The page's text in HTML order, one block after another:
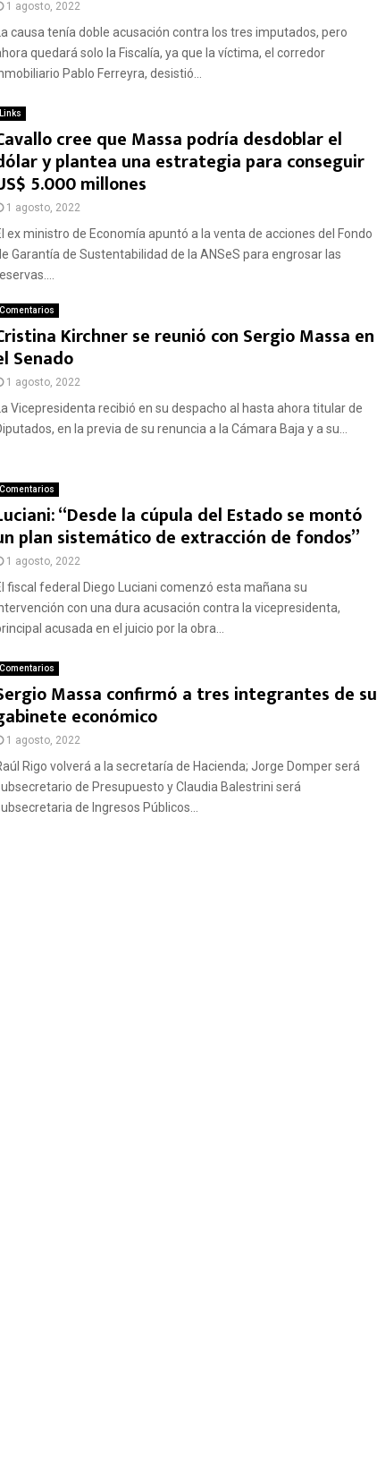
1 agosto, 2022
causa tenía doble acusación contra los tres imputados, pero
quedará solo la Fiscalía, ya que la víctima, el corredor
Pablo Ferreyra, desistió...
Links
cree que Massa podría desdoblar el
y plantea una estrategia para conseguir
5.000 millones
1 agosto, 2022
ex ministro de Economía apuntó a la venta de acciones del Fondo
Garantía de Sustentabilidad de la ANSeS para engrosar las
Comentarios
Kirchner se reunió con Sergio Massa en
Senado
1 agosto, 2022
Vicepresidenta recibió en su despacho al hasta ahora titular de
en la previa de su renuncia a la Cámara Baja y a su...
Comentarios
“Desde la cúpula del Estado se montó
plan sistemático de extracción de fondos”
1 agosto, 2022
fiscal federal Diego Luciani comenzó esta mañana su
con una dura acusación contra la vicepresidenta,
acusada en el juicio por la obra...
Comentarios
Massa confirmó a tres integrantes de su
económico
1 agosto, 2022
Rigo volverá a la secretaría de Hacienda; Jorge Domper será
de Presupuesto y Claudia Balestrini será
de Ingresos Públicos...